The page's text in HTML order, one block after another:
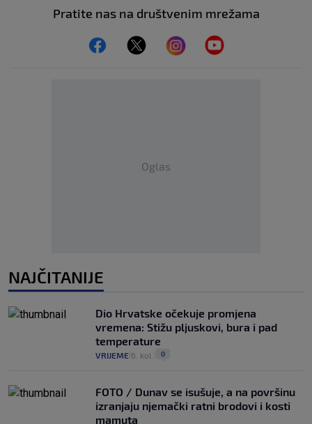
Pratite nas na društvenim mrežama
Oglas
NAJČITANIJE
Dio Hrvatske očekuje promjena
vremena: Stižu pljuskovi, bura i pad
temperature
VRIJEME 6. kol. 0
FOTO / Dunav se isušuje, a na površinu
izranjaju njemački ratni brodovi i kosti
mamuta